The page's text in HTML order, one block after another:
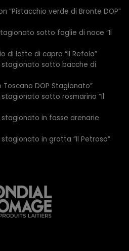
“Pistacchio verde di Bronte DOP”
sotto foglie di noce “Il
di latte di capra “Il Refolo”
stagionato sotto bacche di
Toscano DOP Stagionato”
sotto rosmarino “Il
in fosse arenarie
in grotta “Il Petroso”